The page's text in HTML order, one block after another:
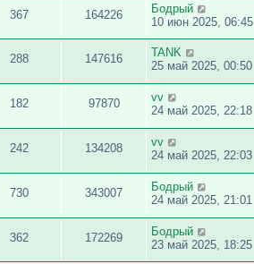
367 164226
Бодрый
10 июн 2025, 06:45
288 147616
TANK
25 май 2025, 00:50
182 97870
vv
24 май 2025, 22:18
242 134208
vv
24 май 2025, 22:03
730 343007
Бодрый
24 май 2025, 21:01
362 172269
Бодрый
23 май 2025, 18:25